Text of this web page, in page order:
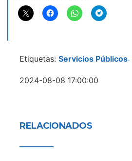
Etiquetas: Servicios Públicos-
2024-08-08 17:00:00
RELACIONADOS